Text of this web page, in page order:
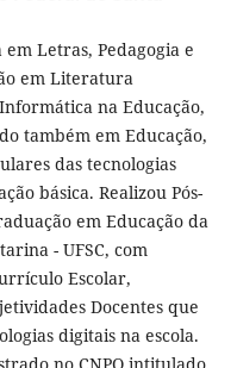
Letras, Pedagogia e
em Literatura
na Educação,
também em Educação,
das tecnologias
básica. Realizou Pós-
em Educação da
- UFSC, com
Escolar,
Docentes que
digitais na escola.